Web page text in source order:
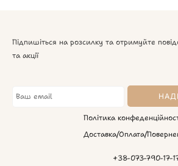
Підпишіться на розсилку та отримуйте
та акції
Політика
Доставка/Оплата/
+38-073-790-17-